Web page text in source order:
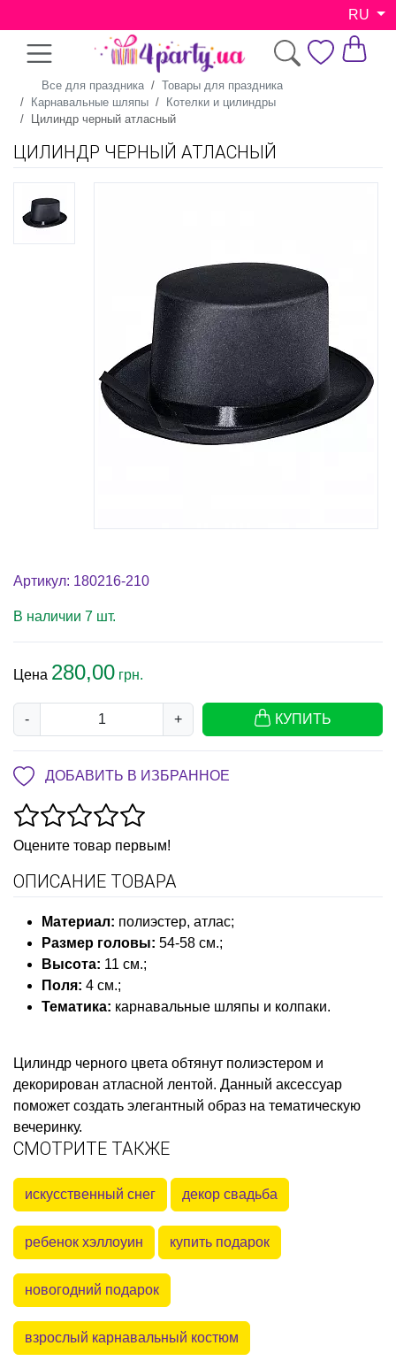
RU
Все для праздника
Товары для праздника
Карнавальные шляпы
Котелки и цилиндры
Цилиндр черный атласный
ЦИЛИНДР ЧЕРНЫЙ АТЛАСНЫЙ
Артикул: 180216-210
В наличии 7 шт.
Цена 280,00 грн.
- + КУПИТЬ
ДОБАВИТЬ В ИЗБРАННОЕ
Оцените товар первым!
ОПИСАНИЕ ТОВАРА
Материал: полиэстер, атлас;
Размер головы: 54-58 см.;
Высота: 11 см.;
Поля: 4 см.;
Тематика: карнавальные шляпы и колпаки.
Цилиндр черного цвета обтянут полиэстером и
декорирован атласной лентой. Данный аксессуар
поможет создать элегантный образ на тематическую
вечеринку.
СМОТРИТЕ ТАКЖЕ
искусственный снег декор свадьба
ребенок хэллоуин купить подарок
новогодний подарок
взрослый карнавальный костюм